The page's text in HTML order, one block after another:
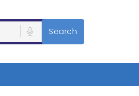
Search